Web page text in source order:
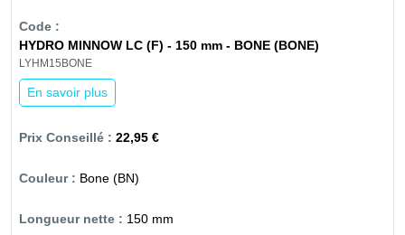
HYDRO MINNOW LC (F) - 150 mm - BONE (BONE)
LYHM15BONE
En savoir plus
22,95 €
Bone (BN)
150 mm